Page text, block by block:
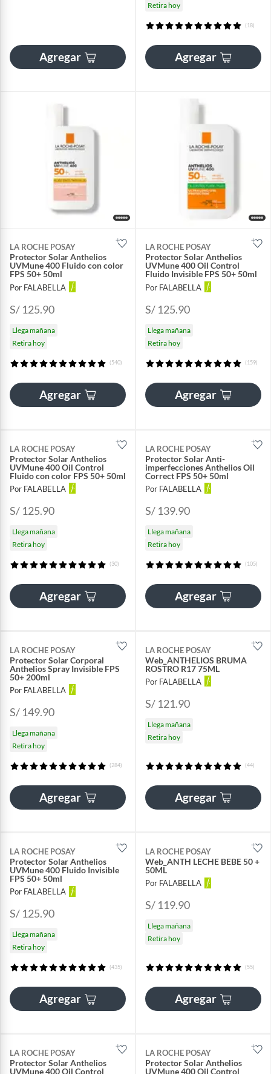
Agregar
Retira hoy
(18)
Agregar
LA ROCHE POSAY
Protector Solar Anthelios
UVMune 400 Fluido con color
FPS 50+ 50ml
Por FALABELLA
S/ 125.90
Llega mañana
Retira hoy
(540)
Agregar
LA ROCHE POSAY
Protector Solar Anthelios
UVMune 400 Oil Control
Fluido Invisible FPS 50+ 50ml
Por FALABELLA
S/ 125.90
Llega mañana
Retira hoy
(159)
Agregar
LA ROCHE POSAY
Protector Solar Anthelios
UVMune 400 Oil Control
Fluido con color FPS 50+ 50ml
Por FALABELLA
S/ 125.90
Llega mañana
Retira hoy
(30)
Agregar
LA ROCHE POSAY
Protector Solar Anti-
imperfecciones Anthelios Oil
Correct FPS 50+ 50ml
Por FALABELLA
S/ 139.90
Llega mañana
Retira hoy
(105)
Agregar
LA ROCHE POSAY
Protector Solar Corporal
Anthelios Spray Invisible FPS
50+ 200ml
Por FALABELLA
S/ 149.90
Llega mañana
Retira hoy
(284)
Agregar
LA ROCHE POSAY
Web_ANTHELIOS BRUMA
ROSTRO R17 75ML
Por FALABELLA
S/ 121.90
Llega mañana
Retira hoy
(44)
Agregar
LA ROCHE POSAY
Protector Solar Anthelios
UVMune 400 Fluido Invisible
FPS 50+ 50ml
Por FALABELLA
S/ 125.90
Llega mañana
Retira hoy
(435)
Agregar
LA ROCHE POSAY
Web_ANTH LECHE BEBE 50 +
50ML
Por FALABELLA
S/ 119.90
Llega mañana
Retira hoy
(55)
Agregar
LA ROCHE POSAY
Protector Solar Anthelios
UVMune 400 Oil Control
LA ROCHE POSAY
Protector Solar Anthelios
UVMune 400 Oil Control